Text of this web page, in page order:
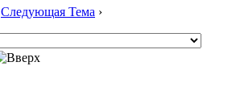
Следующая Тема ›